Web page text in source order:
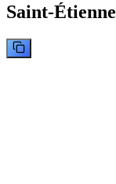
Saint-Étienne